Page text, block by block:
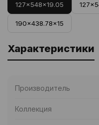
127x548x19.05
190x438.78x15
Характеристики
Производитель
Коллекция